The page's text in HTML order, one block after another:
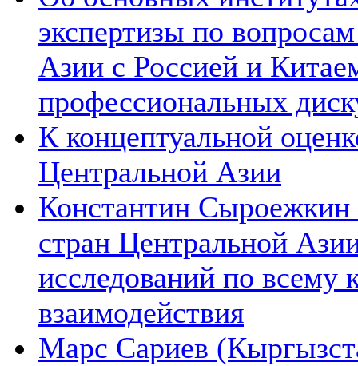
экспертизы по
Азии с Россией и
профессиональных
К концептуальной
Центральной Азии
Константин Сыроежкин
стран Центральной
исследований по всему
взаимодействия
Марс Сариев